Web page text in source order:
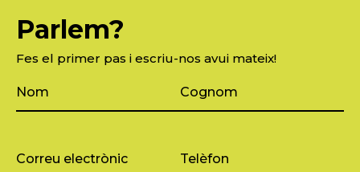
Parlem?
Fes el primer pas i escriu-nos avui mateix!